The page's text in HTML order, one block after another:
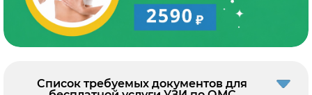
Список требуемых документов для